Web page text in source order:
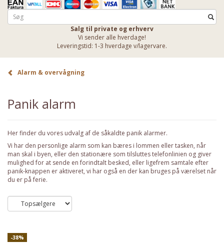
Salg til private og erhverv
Vi sender alle hverdage!
Leveringstid: 1-3 hverdage v/lagervare.
Alarm & overvågning
Panik alarm
Her finder du vores udvalg af de såkaldte panik alarmer.
Vi har den personlige alarm som kan bæres i lommen eller tasken, når
man skal i byen, eller den stationære som tilsluttes telefonlinien og giver
mulighed for at sende en forindtalt besked, eller ligefrem samtale efter
panik-knappen er aktiveret, vi har også en der kan bruges på værelset når
du er på ferie.
-38%